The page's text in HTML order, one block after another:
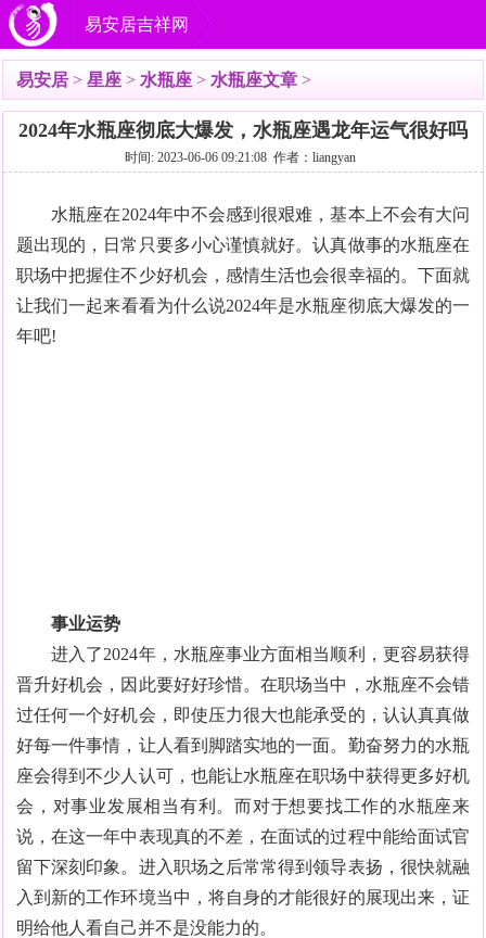
易安居吉祥网
易安居 > 星座 > 水瓶座 > 水瓶座文章 >
2024年水瓶座彻底大爆发，水瓶座遇龙年运气很好吗
时间: 2023-06-06 09:21:08 作者：liangyan
水瓶座在2024年中不会感到很艰难，基本上不会有大问
题出现的，日常只要多小心谨慎就好。认真做事的水瓶座在
职场中把握住不少好机会，感情生活也会很幸福的。下面就
让我们一起来看看为什么说2024年是水瓶座彻底大爆发的一
年吧!
事业运势
进入了2024年，水瓶座事业方面相当顺利，更容易获得
晋升好机会，因此要好好珍惜。在职场当中，水瓶座不会错
过任何一个好机会，即使压力很大也能承受的，认认真真做
好每一件事情，让人看到脚踏实地的一面。勤奋努力的水瓶
座会得到不少人认可，也能让水瓶座在职场中获得更多好机
会，对事业发展相当有利。而对于想要找工作的水瓶座来
说，在这一年中表现真的不差，在面试的过程中能给面试官
留下深刻印象。进入职场之后常常得到领导表扬，很快就融
入到新的工作环境当中，将自身的才能很好的展现出来，证
明给他人看自己并不是没能力的。